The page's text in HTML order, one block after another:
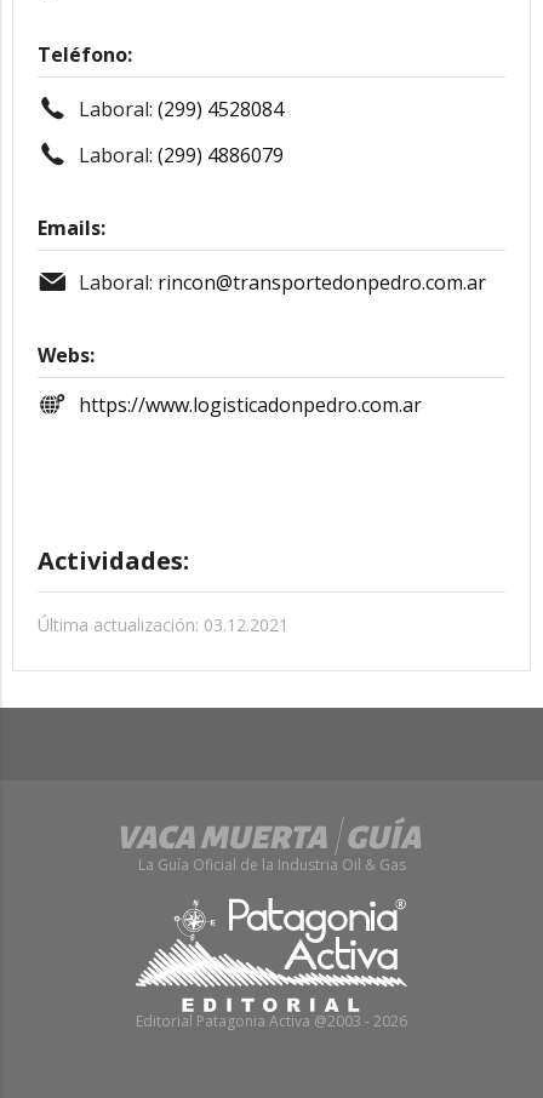
Teléfono:
Laboral: (299) 4528084
Laboral: (299) 4886079
Emails:
Laboral: rincon@transportedonpedro.com.ar
Webs:
https://www.logisticadonpedro.com.ar
Actividades:
Última actualización: 03.12.2021
La Guía Oficial de la Industria Oil & Gas
Editorial Patagonia Activa @2003 - 2026